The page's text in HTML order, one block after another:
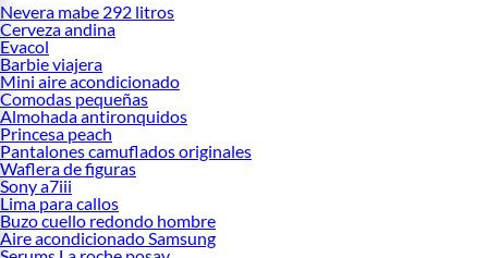
Nevera mabe 292 litros
Cerveza andina
Evacol
Barbie viajera
Mini aire acondicionado
Comodas pequeñas
Almohada antironquidos
Princesa peach
Pantalones camuflados originales
Waflera de figuras
Sony a7iii
Lima para callos
Buzo cuello redondo hombre
Aire acondicionado Samsung